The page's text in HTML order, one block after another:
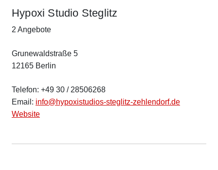
Hypoxi Studio Steglitz
2 Angebote
Grunewaldstraße 5
12165 Berlin
Telefon: +49 30 / 28506268
Email: info@hypoxistudios-steglitz-zehlendorf.de
Website